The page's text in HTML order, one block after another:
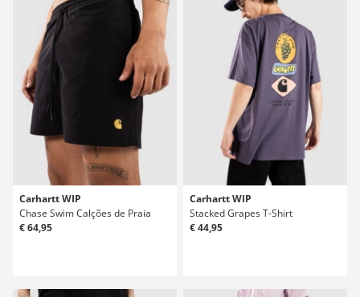
Carhartt WIP
Chase Swim Calções de Praia
€ 64,95
Carhartt WIP
Stacked Grapes T-Shirt
€ 44,95